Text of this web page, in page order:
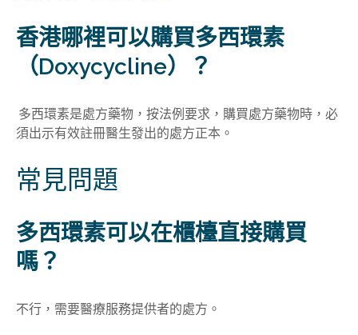
香港哪裡可以購買多西環素
（Doxycycline）？
多西環素是處方藥物，按法例要求，購買處方藥物時，必
須出示有效註冊醫生發出的處方正本。
常見問題
多西環素可以在櫃檯直接購買
嗎？
不行，需要醫療服務提供者的處方。